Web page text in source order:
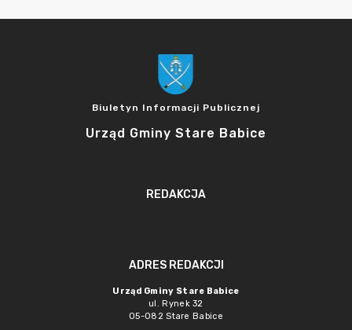
Biuletyn Informacji Publicznej
Urząd Gminy Stare Babice
REDAKCJA
ADRES REDAKCJI
Urząd Gminy Stare Babice
ul. Rynek 32
05-082 Stare Babice